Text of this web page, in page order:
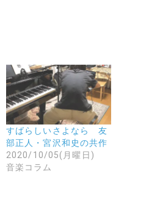
すばらしいさよなら 友
部正人・宮沢和史の共作
2020/10/05(月曜日)
音楽コラム